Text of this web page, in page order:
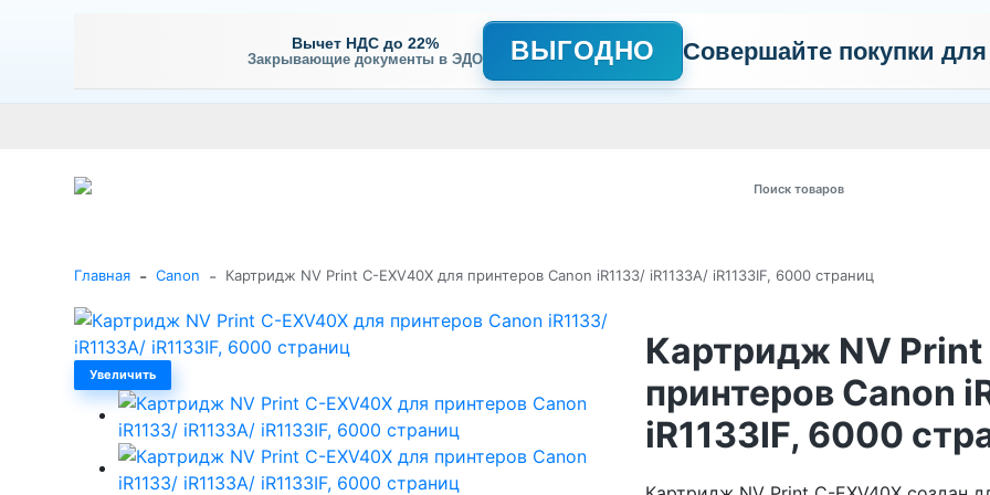
Вычет НДС до 22%
Закрывающие документы в ЭДО ВЫГОДНО Совершайте покупки
Главная - Canon - Картридж NV Print C-EXV40X для принтеров Canon iR1133/ iR1133A/ iR1133IF, 6000 страниц
Увеличить
Картридж NV
принтеров Canon
iR1133IF, 6000